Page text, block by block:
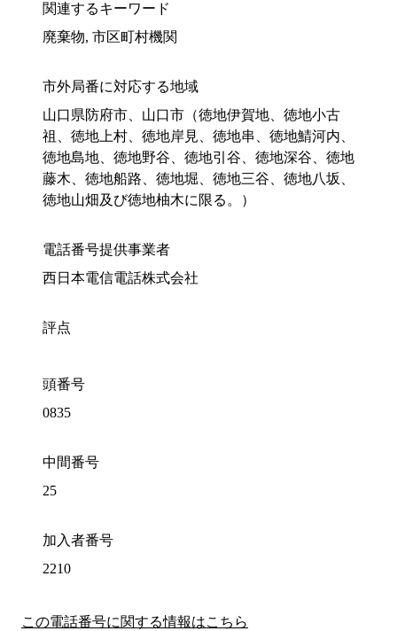
関連するキーワード
廃棄物, 市区町村機関
市外局番に対応する地域
山口県防府市、山口市（徳地伊賀地、徳地小古
祖、徳地上村、徳地岸見、徳地串、徳地鯖河内、
徳地島地、徳地野谷、徳地引谷、徳地深谷、徳地
藤木、徳地船路、徳地堀、徳地三谷、徳地八坂、
徳地山畑及び徳地柚木に限る。）
電話番号提供事業者
西日本電信電話株式会社
評点
頭番号
0835
中間番号
25
加入者番号
2210
この電話番号に関する情報はこちら